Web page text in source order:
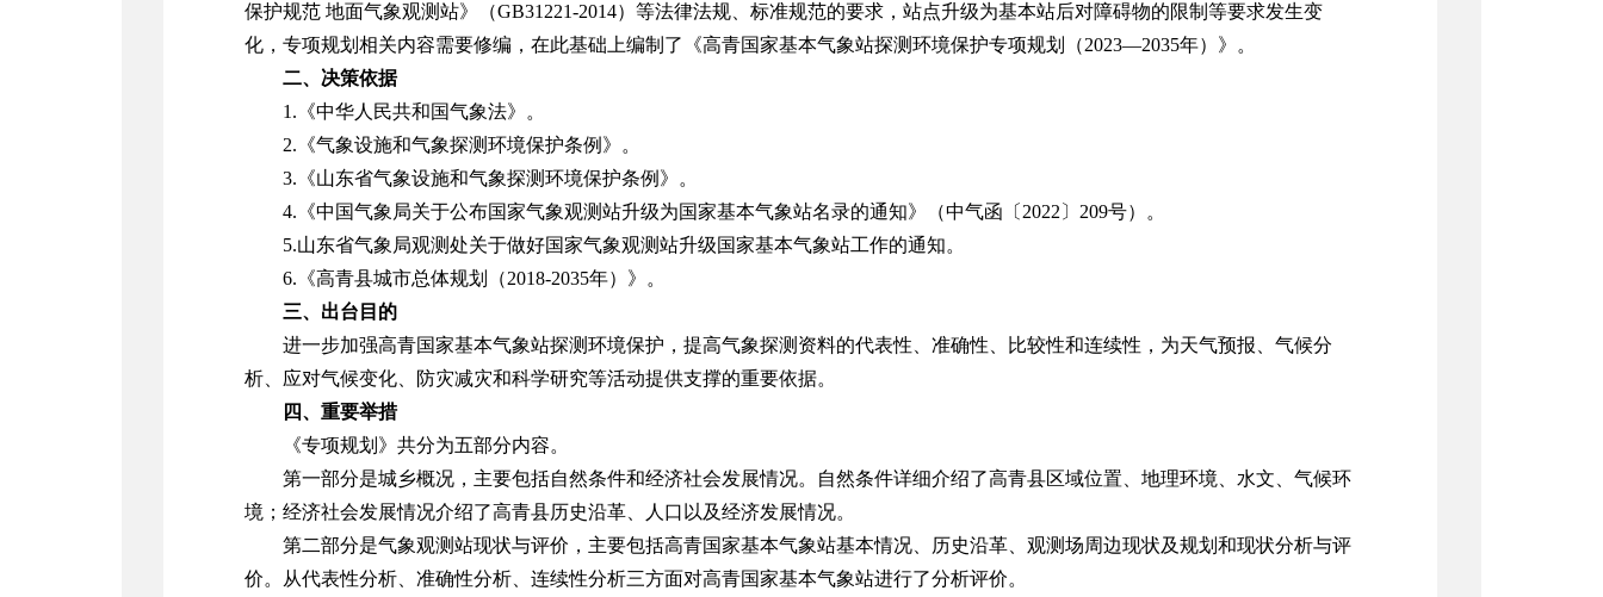
保护规范 地面气象观测站》（GB31221-2014）等法律法规、标准规范的要求，站点升级为基本站后对障碍物的限制等要求发生变
化，专项规划相关内容需要修编，在此基础上编制了《高青国家基本气象站探测环境保护专项规划（2023—2035年）》。
二、决策依据
1. 《中华人民共和国气象法》。
2. 《气象设施和气象探测环境保护条例》。
3. 《山东省气象设施和气象探测环境保护条例》。
4. 《中国气象局关于公布国家气象观测站升级为国家基本气象站名录的通知》（中气函〔 2022 〕 209号）。
5.山东省气象局观测处关于做好国家气象观测站升级国家基本气象站工作的通知。
6. 《高青县城市总体规划（2018-2035年）》。
三、出台目的
进一步加强高青国家基本气象站探测环境保护，提高气象探测资料的代表性、准确性、比较性和连续性，为天气预报、气候分
析、应对气候变化、防灾减灾和科学研究等活动提供支撑的重要依据。
四、重要举措
《专项规划》共分为五部分内容。
第一部分是城乡概况，主要包括自然条件和经济社会发展情况。自然条件详细介绍了高青县区域位置、地理环境、水文、气候环
境；经济社会发展情况介绍了高青县历史沿革、人口以及经济发展情况。
第二部分是气象观测站现状与评价，主要包括高青国家基本气象站基本情况、历史沿革、观测场周边现状及规划和现状分析与评
价。从代表性分析、准确性分析、连续性分析三方面对高青国家基本气象站进行了分析评价。